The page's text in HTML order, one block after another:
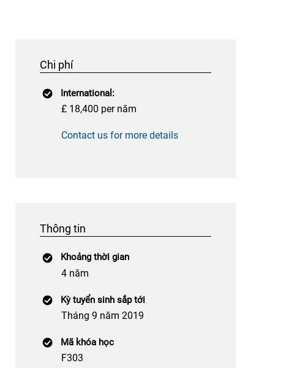
Chi phí
International:
£ 18,400 per năm
Contact us for more details
Thông tin
Khoảng thời gian
4 năm
Kỳ tuyển sinh sắp tới
Tháng 9 năm 2019
Mã khóa học
F303